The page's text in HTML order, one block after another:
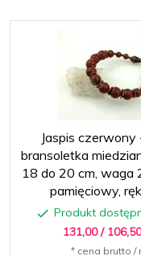
Jaspis czerwony
bransoletka
18 do 20 cm, waga
pamięciowy,
Produkt
131,00 / 106,50
* cena brutto /